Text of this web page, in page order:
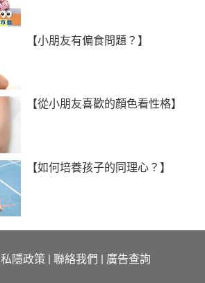
【小朋友有偏食問題？】
【從小朋友喜歡的顏色看性格】
【如何培養孩子的同理心？】
私隱政策 聯絡我們 廣告查詢